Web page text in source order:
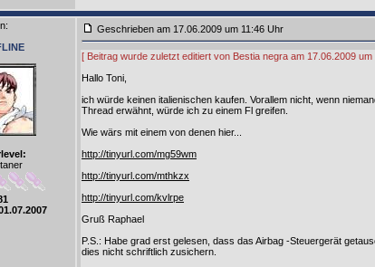
:
Geschrieben am 17.06.2009 um 11:46 Uhr
[ Beitrag wurde zuletzt editiert von Bestia negra am 17.06.2009
Hallo Toni,
ich würde keinen italienischen kaufen. Vorallem nicht, wenn
Thread erwähnt, würde ich zu einem Fl greifen.
Wie wärs mit einem von denen hier...
http://tinyurl.com/mg59wm
http://tinyurl.com/mthkzx
http://tinyurl.com/kvlrpe
Gruß Raphael
P.S.: Habe grad erst gelesen, dass das Airbag -Steuergerät
dies nicht schriftlich zusichern.